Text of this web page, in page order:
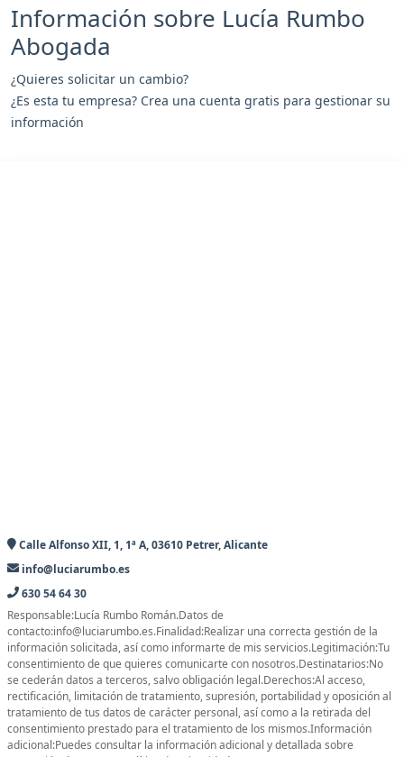
Información sobre Lucía Rumbo
Abogada
¿Quieres solicitar un cambio?
¿Es esta tu empresa? Crea una cuenta gratis para gestionar su
información
Calle Alfonso XII, 1, 1ª A, 03610 Petrer, Alicante
info@luciarumbo.es
630 54 64 30
Responsable:Lucía Rumbo Román.Datos de
contacto:info@luciarumbo.es.Finalidad:Realizar una correcta gestión de la
información solicitada, así como informarte de mis servicios.Legitimación:Tu
consentimiento de que quieres comunicarte con nosotros.Destinatarios:No
se cederán datos a terceros, salvo obligación legal.Derechos:Al acceso,
rectificación, limitación de tratamiento, supresión, portabilidad y oposición al
tratamiento de tus datos de carácter personal, así como a la retirada del
consentimiento prestado para el tratamiento de los mismos.Información
adicional:Puedes consultar la información adicional y detallada sobre